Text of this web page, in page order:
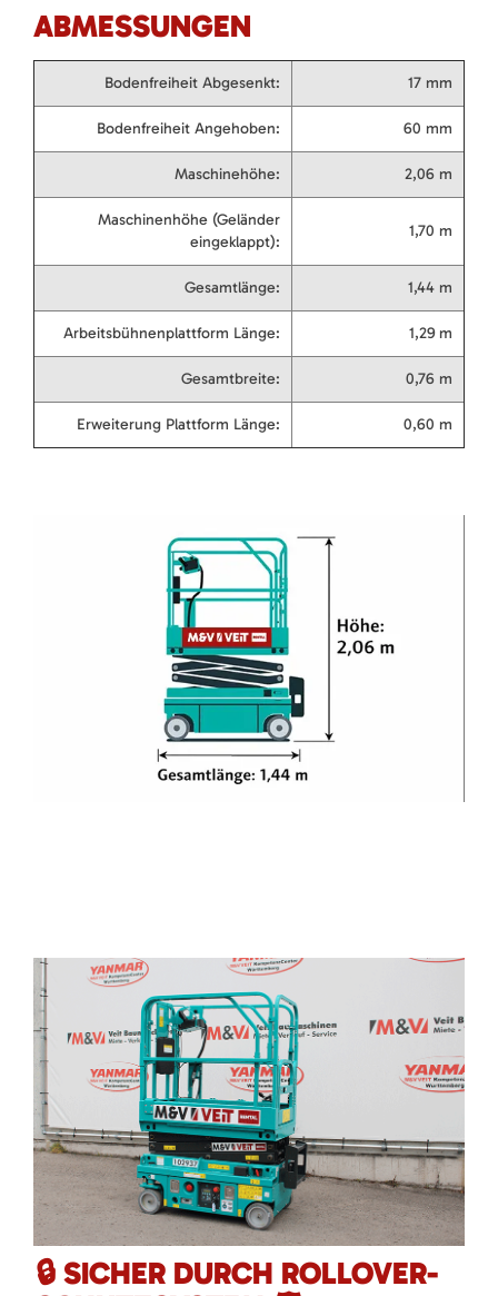
ABMESSUNGEN
Bodenfreiheit Abgesenkt: 17 mm
Bodenfreiheit Angehoben: 60 mm
Maschinehöhe: 2,06 m
Maschinenhöhe (Geländer
eingeklappt):
1,70 m
Gesamtlänge: 1,44 m
Arbeitsbühnenplattform Länge: 1,29 m
Gesamtbreite: 0,76 m
Erweiterung Plattform Länge: 0,60 m
🔒 SICHER DURCH ROLLOVER-